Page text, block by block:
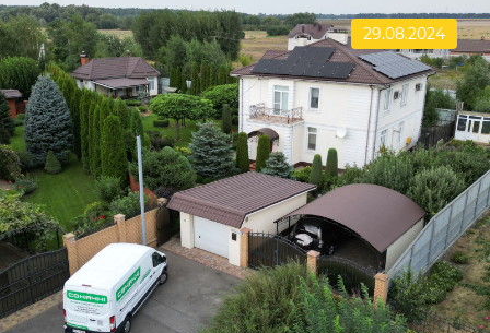
29.08.2024